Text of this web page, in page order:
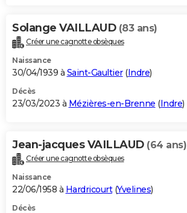
Bricolage
Lifestyle
Culture
Sport
Auto
Television
Voyage
Cinema
Solange VAILLAUD (83 ans)
Créer une cagnotte obsèques
Naissance
30/04/1939 à Saint-Gaultier(Indre)
Décès
23/03/2023 à Mézières-en-Brenne (Indre)
Jean-jacques VAILLAUD (64 ans)
Créer une cagnotte obsèques
Naissance
22/06/1958 à Hardricourt(Yvelines)
Décès